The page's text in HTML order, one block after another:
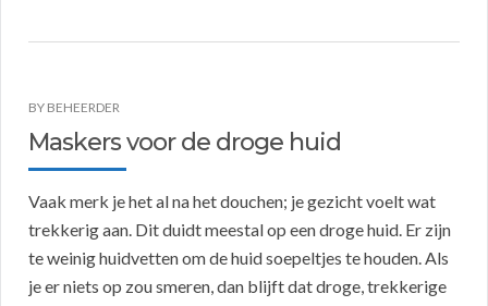
BY BEHEERDER
Maskers voor de droge huid
Vaak merk je het al na het douchen; je gezicht voelt wat
trekkerig aan. Dit duidt meestal op een droge huid. Er zijn
te weinig huidvetten om de huid soepeltjes te houden. Als
je er niets op zou smeren, dan blijft dat droge, trekkerige